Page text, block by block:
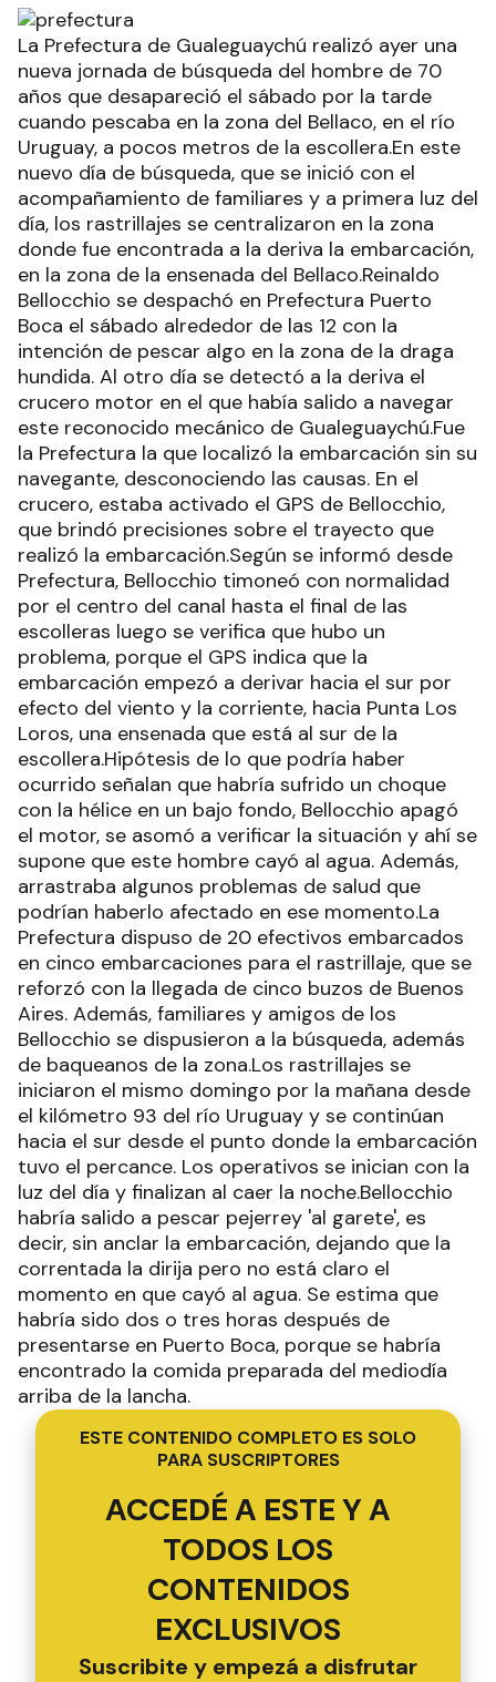
La Prefectura de Gualeguaychú realizó ayer una
nueva jornada de búsqueda del hombre de 70
años que desapareció el sábado por la tarde
cuando pescaba en la zona del Bellaco, en el río
Uruguay, a pocos metros de la escollera.En este
nuevo día de búsqueda, que se inició con el
acompañamiento de familiares y a primera luz del
día, los rastrillajes se centralizaron en la zona
donde fue encontrada a la deriva la embarcación,
en la zona de la ensenada del Bellaco.Reinaldo
Bellocchio se despachó en Prefectura Puerto
Boca el sábado alrededor de las 12 con la
intención de pescar algo en la zona de la draga
hundida. Al otro día se detectó a la deriva el
crucero motor en el que había salido a navegar
este reconocido mecánico de Gualeguaychú.Fue
la Prefectura la que localizó la embarcación sin su
navegante, desconociendo las causas. En el
crucero, estaba activado el GPS de Bellocchio,
que brindó precisiones sobre el trayecto que
realizó la embarcación.Según se informó desde
Prefectura, Bellocchio timoneó con normalidad
por el centro del canal hasta el final de las
escolleras luego se verifica que hubo un
problema, porque el GPS indica que la
embarcación empezó a derivar hacia el sur por
efecto del viento y la corriente, hacia Punta Los
Loros, una ensenada que está al sur de la
escollera.Hipótesis de lo que podría haber
ocurrido señalan que habría sufrido un choque
con la hélice en un bajo fondo, Bellocchio apagó
el motor, se asomó a verificar la situación y ahí se
supone que este hombre cayó al agua. Además,
arrastraba algunos problemas de salud que
podrían haberlo afectado en ese momento.La
Prefectura dispuso de 20 efectivos embarcados
en cinco embarcaciones para el rastrillaje, que se
reforzó con la llegada de cinco buzos de Buenos
Aires. Además, familiares y amigos de los
Bellocchio se dispusieron a la búsqueda, además
de baqueanos de la zona.Los rastrillajes se
iniciaron el mismo domingo por la mañana desde
el kilómetro 93 del río Uruguay y se continúan
hacia el sur desde el punto donde la embarcación
tuvo el percance. Los operativos se inician con la
luz del día y finalizan al caer la noche.Bellocchio
habría salido a pescar pejerrey 'al garete', es
decir, sin anclar la embarcación, dejando que la
correntada la dirija pero no está claro el
momento en que cayó al agua. Se estima que
habría sido dos o tres horas después de
presentarse en Puerto Boca, porque se habría
encontrado la comida preparada del mediodía
arriba de la lancha.
ESTE CONTENIDO COMPLETO ES SOLO
PARA SUSCRIPTORES
ACCEDÉ A ESTE Y A
TODOS LOS
CONTENIDOS
EXCLUSIVOS
Suscribite y empezá a disfrutar